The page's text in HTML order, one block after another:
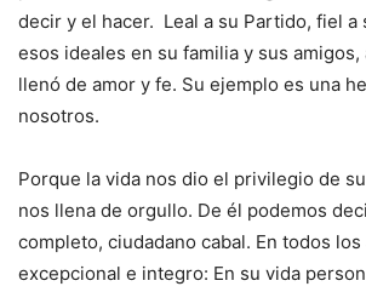
decir y el hacer. Leal a su Partido, fiel a
esos ideales en su familia y sus amigos,
llenó de amor y fe. Su ejemplo es una
nosotros.
Porque la vida nos dio el privilegio de
nos llena de orgullo. De él podemos
completo, ciudadano cabal. En todos
excepcional e integro: En su vida